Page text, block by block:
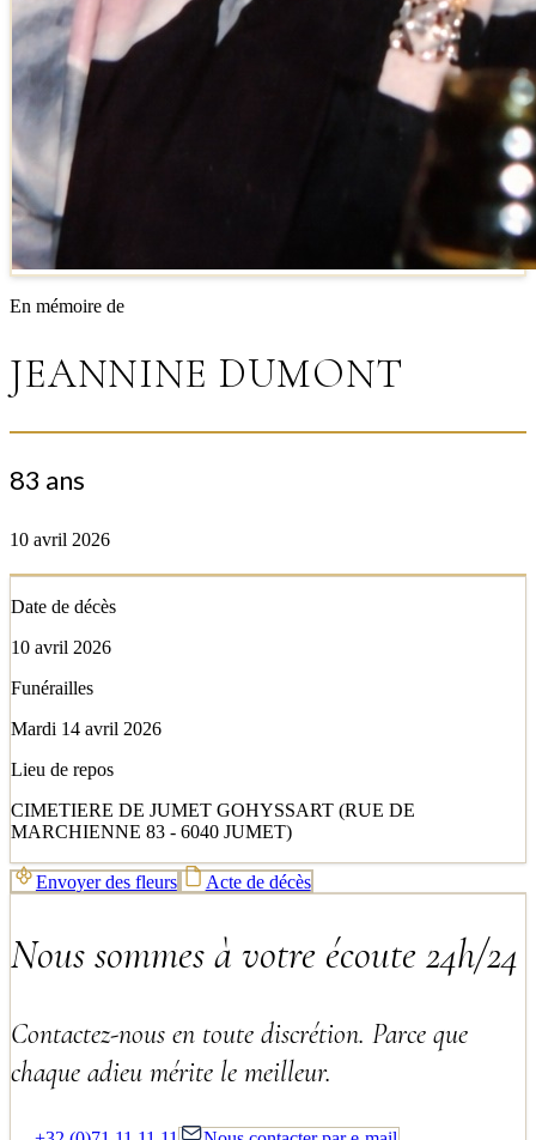
En mémoire de
JEANNINE DUMONT
83 ans
10 avril 2026
Date de décès
10 avril 2026
Funérailles
Mardi 14 avril 2026
Lieu de repos
CIMETIERE DE JUMET GOHYSSART (RUE DE
MARCHIENNE 83 - 6040 JUMET)
Envoyer des fleurs Acte de décès
Nous sommes à votre écoute 24h/24
Contactez-nous en toute discrétion. Parce que
chaque adieu mérite le meilleur.